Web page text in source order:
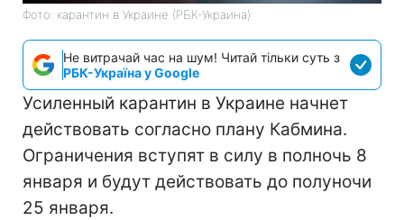
Фото: карантин в Украине (РБК-Украина)
Не витрачай час на шум! Читай тільки суть з
РБК-Україна у Google
Усиленный карантин в Украине начнет
действовать согласно плану Кабмина.
Ограничения вступят в силу в полночь 8
января и будут действовать до полуночи
25 января.